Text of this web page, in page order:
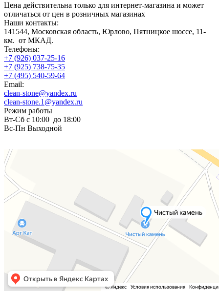
Цена действительна только для интернет-магазина и может
отличаться от цен в розничных магазинах
Наши контакты:
141544, Московская область, Юрлово, Пятницкое шоссе, 11-
км. от МКАД.
Телефоны:
+7 (926) 037-25-16
+7 (925) 738-75-35
+7 (495) 540-59-64
Email:
clean-stone@yandex.ru
clean-stone.1@yandex.ru
Режим работы
Вт-Сб с 10:00 до 18:00
Вс-Пн Выходной